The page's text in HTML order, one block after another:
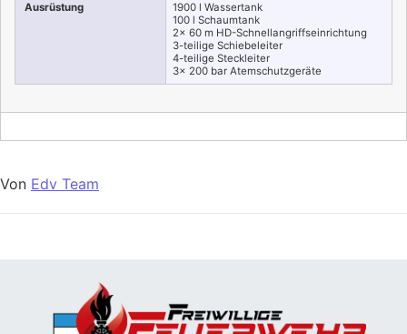
Ausrüstung
1900 l Wassertank
100 l Schaumtank
2x 60 m HD-Schnellangriffseinrichtung
3-teilige Schiebeleiter
4-teilige Steckleiter
3x 200 bar Atemschutzgeräte
Von Edv Team